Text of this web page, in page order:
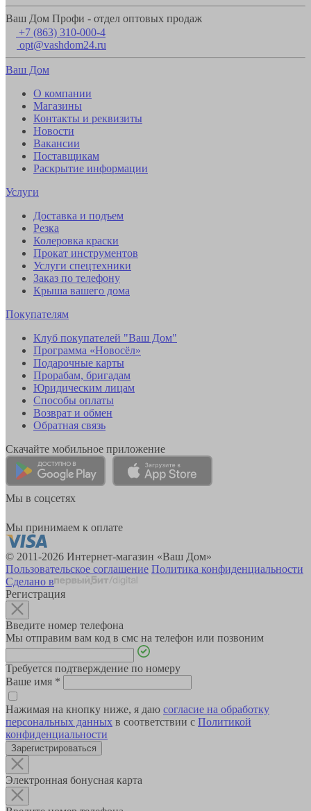
Ваш Дом Профи - отдел оптовых продаж
+7 (863) 310-000-4
opt@vashdom24.ru
Ваш Дом
О компании
Магазины
Контакты и реквизиты
Новости
Вакансии
Поставщикам
Раскрытие информации
Услуги
Доставка и подъем
Резка
Колеровка краски
Прокат инструментов
Услуги спецтехники
Заказ по телефону
Крыша вашего дома
Покупателям
Клуб покупателей "Ваш Дом"
Программа «Новосёл»
Подарочные карты
Прорабам, бригадам
Юридическим лицам
Способы оплаты
Возврат и обмен
Обратная связь
Скачайте мобильное приложение
Мы в соцсетях
Мы принимаем к оплате
© 2011-2026 Интернет-магазин «Ваш Дом»
Пользовательское соглашение Политика конфиденциальности
Сделано в
Регистрация
Введите номер телефона
Мы отправим вам код в смс на телефон или позвоним
Требуется подтверждение по номеру
Ваше имя *
Нажимая на кнопку ниже, я даю согласие на обработку
персональных данных в соответствии с Политикой
конфиденциальности
Зарегистрироваться
Электронная бонусная карта